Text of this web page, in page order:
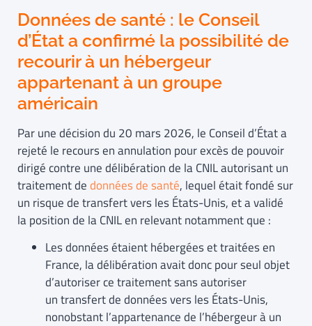
Données de santé : le Conseil
d’État a confirmé la possibilité de
recourir à un hébergeur
appartenant à un groupe
américain
Par une décision du 20 mars 2026, le Conseil d’État a
rejeté le recours en annulation pour excès de pouvoir
dirigé contre une délibération de la CNIL autorisant un
traitement dedonnées de santé, lequel était fondé sur
un risque de transfert vers les États-Unis, et a validé
la position de la CNIL en relevant notamment que :
Les données étaient hébergées et traitées en
France, la délibération avait donc pour seul objet
d’autoriser ce traitement sans autoriser
un transfert de données vers les États-Unis,
nonobstant l’appartenance de l’hébergeur à un